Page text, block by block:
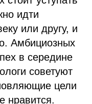
идти
или другу, и
Амбициозных
в середине
советуют
цели
нравится.